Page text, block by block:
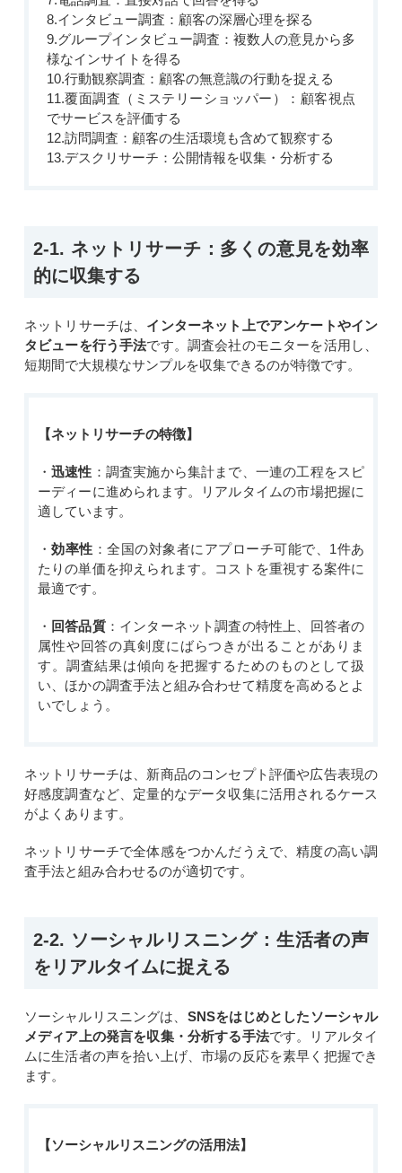
8.インタビュー調査：顧客の深層心理を探る
9.グループインタビュー調査：複数人の意見から多
様なインサイトを得る
10.行動観察調査：顧客の無意識の行動を捉える
11.覆面調査（ミステリーショッパー）：顧客視点
でサービスを評価する
12.訪問調査：顧客の生活環境も含めて観察する
13.デスクリサーチ：公開情報を収集・分析する
2-1. ネットリサーチ：多くの意見を効率
的に収集する
ネットリサーチは、 インターネット上でアンケートやイン
タビューを行う手法です。調査会社のモニターを活用し、
短期間で大規模なサンプルを収集できるのが特徴です。
【ネットリサーチの特徴】
・迅速性 ：調査実施から集計まで、一連の工程をスピ
ーディーに進められます。リアルタイムの市場把握に
適しています。
・効率性 ：全国の対象者にアプローチ可能で、1件あ
たりの単価を抑えられます。コストを重視する案件に
最適です。
・ 回答品質：インターネット調査の特性上、回答者の
属性や回答の真剣度にばらつきが出ることがありま
す。調査結果は傾向を把握するためのものとして扱
い、ほかの調査手法と組み合わせて精度を高めると よ
いでしょう。
ネットリサーチは、新商品のコンセプト評価や広告表現の
好感度調査など、定量的なデータ収集に活用されるケース
がよくあります。
ネットリサーチで全体感をつかんだうえで、精度の高い調
査手法と組み合わせるのが適切です。
2-2. ソーシャルリスニング：生活者の声
をリアルタイムに捉える
ソーシャルリスニングは、 SNSをはじめとしたソーシャル
メディア上の発言を収集・分析する手法です。リアルタイ
ムに生活者の声を拾い上げ、市場の反応を素早く把握でき
ます。
【ソーシャルリスニングの活用法】